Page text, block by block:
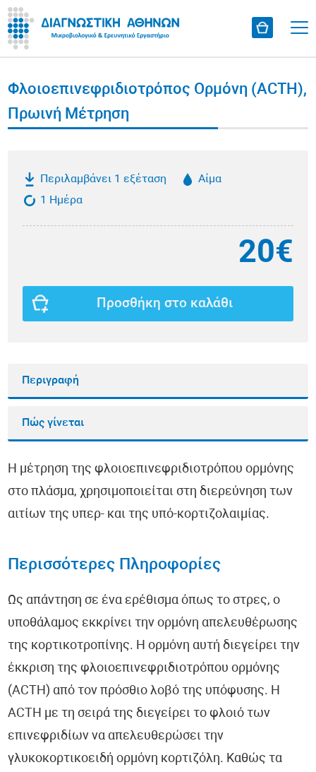
Φλοιοεπινεφριδιοτρόπος Ορμόνη (ACTH),
Πρωινή Μέτρηση
Περιλαμβάνει 1 εξέταση
Αίμα
1 Ημέρα
20€
Προσθήκη στο καλάθι
Περιγραφή
Πώς γίνεται
Η μέτρηση της φλοιοεπινεφριδιοτρόπου ορμόνης
στο πλάσμα, χρησιμοποιείται στη διερεύνηση των
αιτίων της υπερ- και της υπό-κορτιζολαιμίας.
Περισσότερες Πληροφορίες
Ως απάντηση σε ένα ερέθισμα όπως το στρες, ο
υποθάλαμος εκκρίνει την ορμόνη απελευθέρωσης
της κορτικοτροπίνης. Η ορμόνη αυτή διεγείρει την
έκκριση της φλοιοεπινεφριδιοτρόπου ορμόνης
(ACTH) από τον πρόσθιο λοβό της υπόφυσης. Η
ACTH με τη σειρά της διεγείρει το φλοιό των
επινεφριδίων να απελευθερώσει την
γλυκοκορτικοειδή ορμόνη κορτιζόλη. Καθώς τα